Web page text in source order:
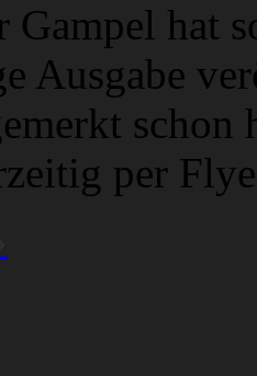
Gampel hat
Ausgabe
per